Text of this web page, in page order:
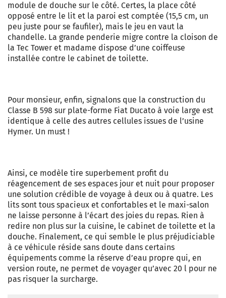
module de douche sur le côté. Certes, la place côté
opposé entre le lit et la paroi est comptée (15,5 cm, un
peu juste pour se faufiler), mais le jeu en vaut la
chandelle. La grande penderie migre contre la cloison de
la Tec Tower et madame dispose d’une coiffeuse
installée contre le cabinet de toilette.
Pour monsieur, enfin, signalons que la construction du
Classe B 598 sur plate-forme Fiat Ducato à voie large est
identique à celle des autres cellules issues de l’usine
Hymer. Un must !
Ainsi, ce modèle tire superbement profit du
réagencement de ses espaces jour et nuit pour proposer
une solution crédible de voyage à deux ou à quatre. Les
lits sont tous spacieux et confortables et le maxi-salon
ne laisse personne à l’écart des joies du repas. Rien à
redire non plus sur la cuisine, le cabinet de toilette et la
douche. Finalement, ce qui semble le plus préjudiciable
à ce véhicule réside sans doute dans certains
équipements comme la réserve d’eau propre qui, en
version route, ne permet de voyager qu’avec 20 l pour ne
pas risquer la surcharge.